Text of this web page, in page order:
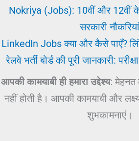
Nokriya (Jobs): 10वीं और 12वीं के
सरकारी नौकरियां
LinkedIn Jobs क्या और कैसे पाएँ?
रेलवे भर्ती बोर्ड की पूरी जानकारी:
आपकी कामयाबी ही हमारा उद्देश्य: मेहनत
नहीं होती है। आपकी कामयाबी और लक्ष्य
शुभकामनाएं।